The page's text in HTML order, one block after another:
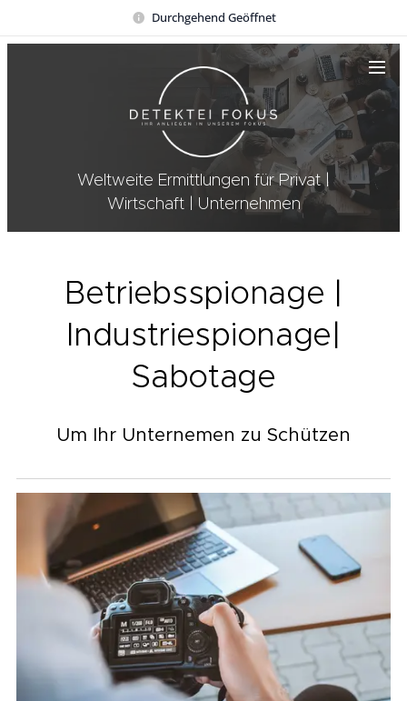
Durchgehend Geöffnet
Weltweite Ermittlungen für Privat |
Wirtschaft | Unternehmen
Betriebsspionage |
Industriespionage|
Sabotage
Um Ihr Unternemen zu Schützen